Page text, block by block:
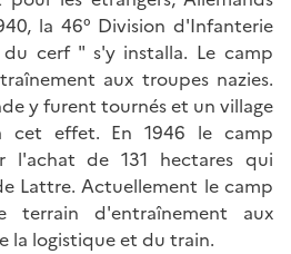
la 46° Division d'Infanterie
cerf " s'y installa. Le camp
aux troupes nazies.
y furent tournés et un village
cet effet. En 1946 le camp
l'achat de 131 hectares qui
Lattre. Actuellement le camp
terrain d'entraînement aux
la logistique et du train.